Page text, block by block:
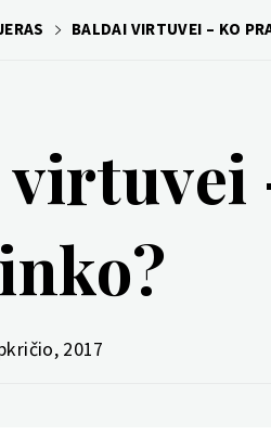
BALDAI VIRTUVEI – KO
2017